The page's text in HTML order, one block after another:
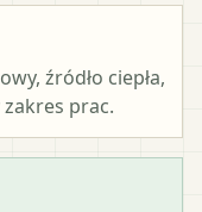
źródło ciepła,
prac.